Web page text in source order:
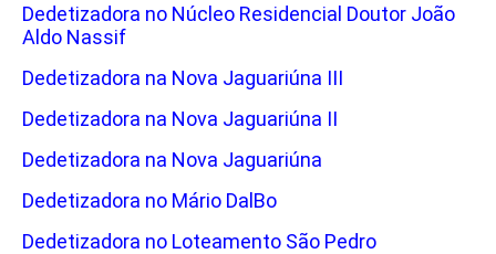
Dedetizadora no Núcleo Residencial Doutor João
Aldo Nassif
Dedetizadora na Nova Jaguariúna III
Dedetizadora na Nova Jaguariúna II
Dedetizadora na Nova Jaguariúna
Dedetizadora no Mário DalBo
Dedetizadora no Loteamento São Pedro